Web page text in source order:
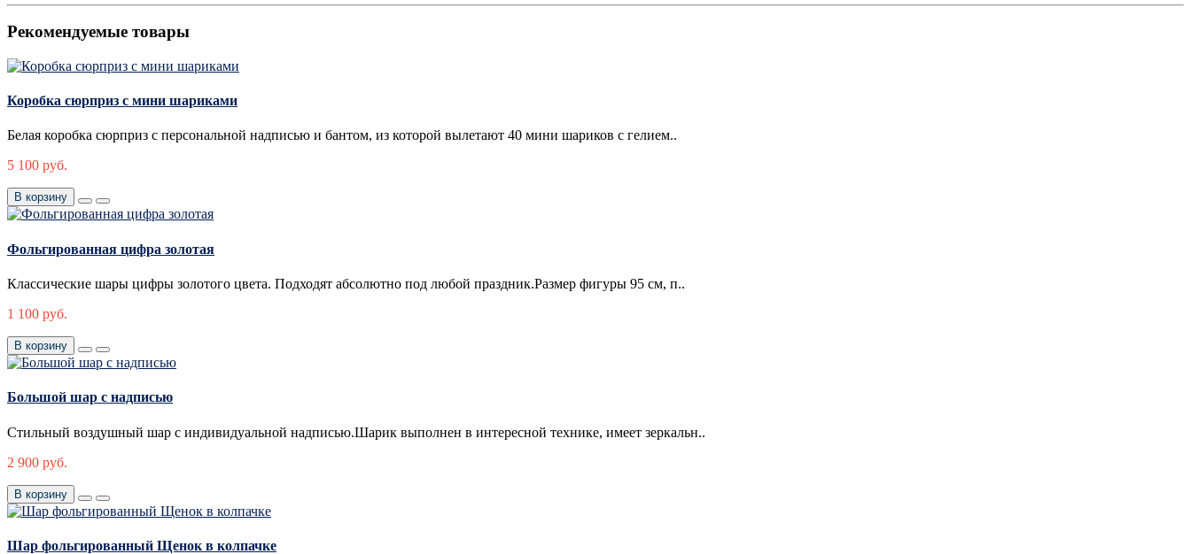
Рекомендуемые товары
Коробка сюрприз с мини шариками
Белая коробка сюрприз с персональной надписью и бантом, из которой вылетают 40 мини шариков с гелием..
5 100 руб.
В корзину
Фольгированная цифра золотая
Классические шары цифры золотого цвета. Подходят абсолютно под любой праздник.Размер фигуры 95 см, п..
1 100 руб.
В корзину
Большой шар с надписью
Стильный воздушный шар с индивидуальной надписью.Шарик выполнен в интересной технике, имеет зеркальн..
2 900 руб.
В корзину
Шар фольгированный Щенок в колпачке